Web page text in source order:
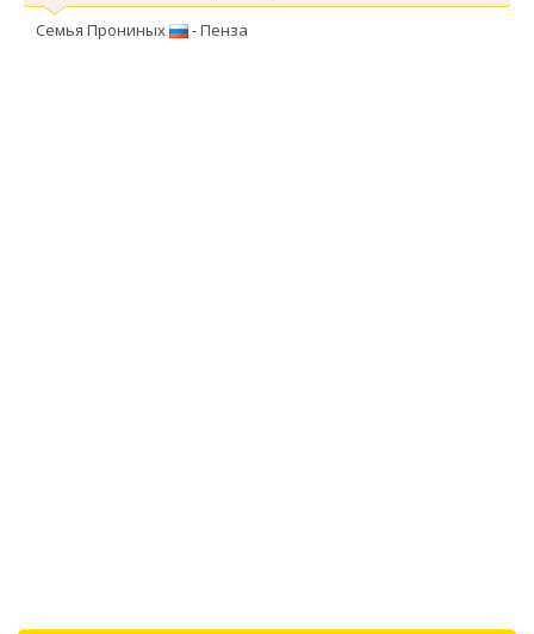
Семья Прониных - Пенза